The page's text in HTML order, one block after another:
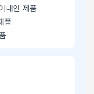
내인 제품
품